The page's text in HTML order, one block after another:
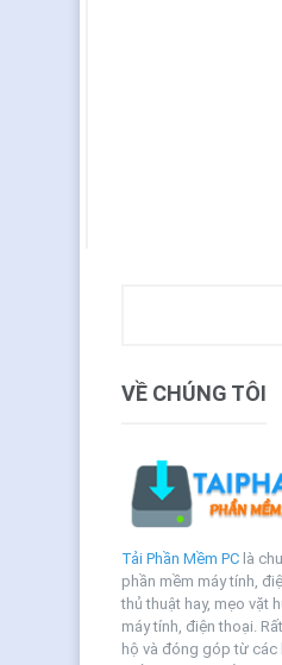
VỀ CHÚNG TÔI
Tải Phần Mềm PC là
phần mềm máy tính,
thủ thuật hay, mẹo vặt
máy tính, điện thoại.
hộ và đóng góp từ các